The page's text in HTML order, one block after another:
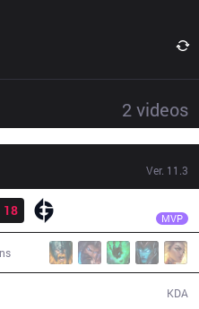
2 videos
Ver. 11.3
18 MVP
KDA